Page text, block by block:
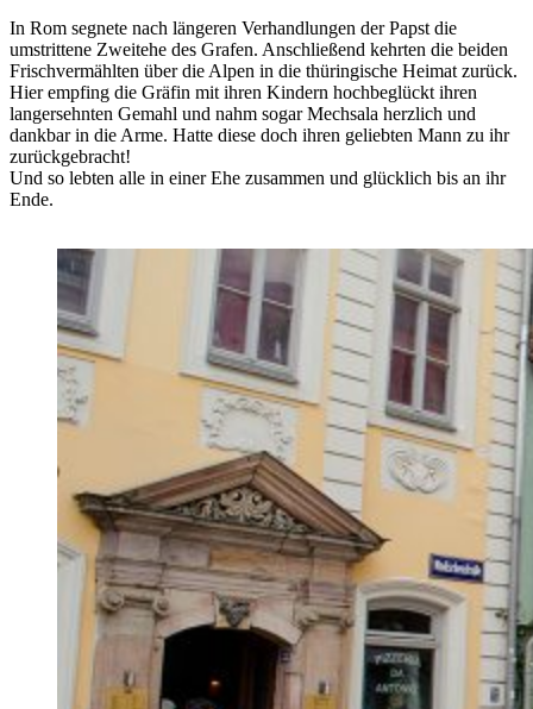
In Rom segnete nach längeren Verhandlungen der Papst die
umstrittene Zweitehe des Grafen. Anschließend kehrten die beiden
Frischvermählten über die Alpen in die thüringische Heimat zurück.
Hier empfing die Gräfin mit ihren Kindern hochbeglückt ihren
langersehnten Gemahl und nahm sogar Mechsala herzlich und
dankbar in die Arme. Hatte diese doch ihren geliebten Mann zu ihr
zurückgebracht!
Und so lebten alle in einer Ehe zusammen und glücklich bis an ihr
Ende.